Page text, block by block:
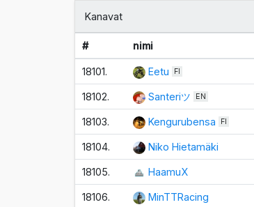
Kanavat
# nimi
18101. Eetu FI
18102. Santeriツ EN
18103. Kengurubensa FI
18104. Niko Hietamäki
18105. HaamuX
18106. MinTTRacing